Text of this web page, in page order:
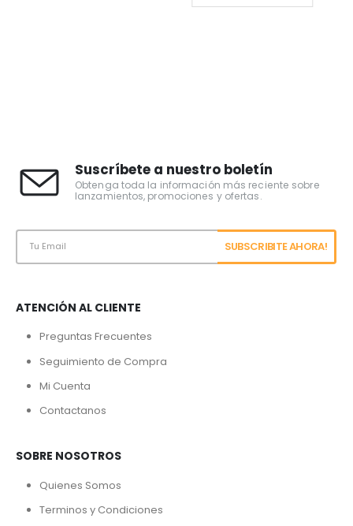
Suscríbete a nuestro boletín
Obtenga toda la información más reciente sobre
lanzamientos, promociones y ofertas.
ATENCIÓN AL CLIENTE
Preguntas Frecuentes
Seguimiento de Compra
Mi Cuenta
Contactanos
SOBRE NOSOTROS
Quienes Somos
Terminos y Condiciones